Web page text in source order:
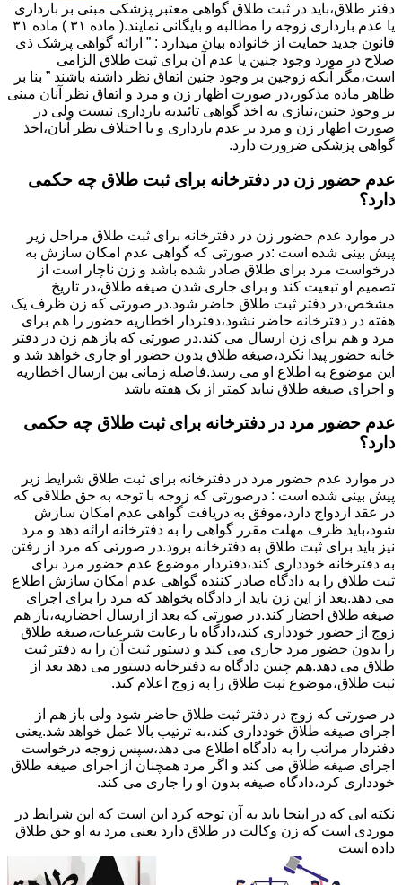
دفتر طلاق،باید در ثبت طلاق گواهی معتبر پزشکی مبنی بر بارداری
یا عدم بارداری زوجه را مطالبه و بایگانی نمایند.( ماده ۳۱ ) ماده ۳۱
قانون جدید حمایت از خانواده بیان میدارد : ” ارائه گواهی پزشک ذی
صلاح در مورد وجود جنین یا عدم آن برای ثبت طلاق الزامی
است،مگر آنکه زوجین بر وجود جنین اتفاق نظر داشته باشند ” بنا بر
ظاهر ماده مذکور،در صورت اظهار زن و مرد و اتفاق نظر آنان مبنی
بر وجود جنین،نیازی به اخذ گواهی تائیدیه بارداری نیست ولی در
صورت اظهار زن و مرد بر عدم بارداری و یا اختلاف نظر آنان،اخذ
گواهی پزشکی ضرورت دارد.
عدم حضور زن در دفترخانه برای ثبت طلاق چه حکمی
دارد؟
در موارد عدم حضور زن در دفترخانه برای ثبت طلاق مراحل زیر
پیش بینی شده است :در صورتی که گواهی عدم امکان سازش به
درخواست مرد برای طلاق صادر شده باشد و زن ناچار است از
تصمیم او تبعیت کند و برای جاری شدن صیغه طلاق،در تاریخ
مشخص،در دفتر ثبت طلاق حاضر شود.در صورتی که زن ظرف یک
هفته در دفترخانه حاضر نشود،دفتردار اخطاریه حضور را هم برای
مرد و هم برای زن ارسال می کند.در صورتی که باز هم زن در دفتر
خانه حضور پیدا نکرد،صیغه طلاق بدون حضور او جاری خواهد شد و
این موضوع به اطلاع او می رسد.فاصله زمانی بین ارسال اخطاریه
و اجرای صیغه طلاق نباید کمتر از یک هفته باشد
عدم حضور مرد در دفترخانه برای ثبت طلاق چه حکمی
دارد؟
در موارد عدم حضور مرد در دفترخانه برای ثبت طلاق شرایط زیر
پیش بینی شده است : درصورتی که زوجه با توجه به حق طلاقی که
در عقد ازدواج دارد،موفق به دریافت گواهی عدم امکان سازش
شود،باید ظرف مهلت مقرر گواهی را به دفترخانه ارائه دهد و مرد
نیز باید برای ثبت طلاق به دفترخانه برود.در صورتی که مرد از رفتن
به دفترخانه خودداری کند،دفتردار موضوع عدم حضور مرد برای
ثبت طلاق را به دادگاه صادر کننده گواهی عدم امکان سازش اطلاع
می دهد.بعد از این زن باید از دادگاه بخواهد که مرد را برای اجرای
صیغه طلاق احضار کند.در صورتی که بعد از ارسال احضاریه،باز هم
زوج از حضور خودداری کند،دادگاه با رعایت شرعیات،صیغه طلاق
را بدون حضور مرد جاری می کند و دستور ثبت آن را به دفتر ثبت
طلاق می دهد.هم چنین دادگاه به دفترخانه دستور می دهد بعد از
ثبت طلاق،موضوع ثبت طلاق را به زوج اعلام کند.
در صورتی که زوج در دفتر ثبت طلاق حاضر شود ولی باز هم از
اجرای صیغه طلاق خودداری کند،به ترتیب بالا عمل خواهد شد.یعنی
دفتردار مراتب را به دادگاه اطلاع می دهد،سپس زوجه درخواست
اجرای صیغه طلاق می کند و اگر مرد همچنان از اجرای صیغه طلاق
خودداری کرد،دادگاه صیغه بدون او را جاری می کند.
نکته ایی که در اینجا باید به آن توجه کرد این است که این شرایط در
موردی است که زن وکالت در طلاق دارد یعنی مرد به او حق طلاق
داده است